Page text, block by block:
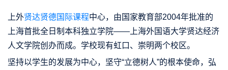
上外贤达贤德国际课程中心，由国家教育部2004年批准的
上海首批全日制本科独立学院——上海外国语大学贤达经济
人文学院创办而成。学校现有虹口、崇明两个校区。
坚持以学生的发展为中心，坚守“立德树人”的根本使命，弘